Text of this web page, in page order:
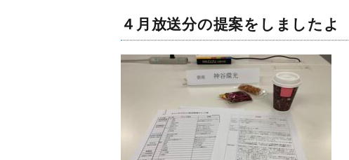
４月放送分の提案をしましたよ